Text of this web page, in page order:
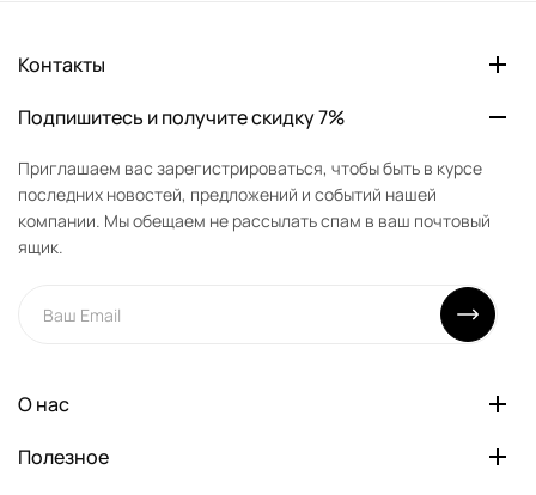
Контакты
Подпишитесь и получите скидку 7%
Приглашаем вас зарегистрироваться, чтобы быть в курсе
последних новостей, предложений и событий нашей
компании. Мы обещаем не рассылать спам в ваш почтовый
ящик.
О нас
Полезное